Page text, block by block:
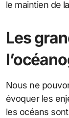
le maintien de
Les
Nous ne
évoquer les
les océans